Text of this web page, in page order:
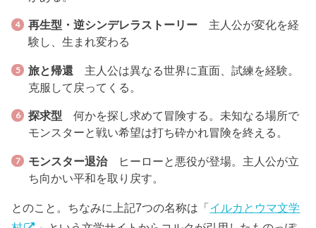
再生型・逆シンデレラストーリー主人公が変化を経
験し、生まれ変わる
旅と帰還 主人公は異なる世界に直面、試練を経験。
克服して戻ってくる。
探求型 何かを探し求めて冒険する。未知なる場所で
モンスターと戦い希望は打ち砕かれ冒険を終える。
モンスター退治ヒーローと悪役が登場。主人公が立
ち向かい平和を取り戻す。
とのこと。ちなみに上記7つの名称は「 イルカとウマ文学